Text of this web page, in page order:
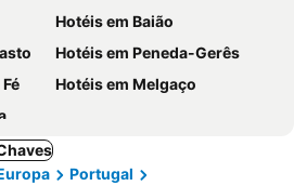
Hotéis em Baião
Hotéis em Peneda-Gerês
Hotéis em Melgaço
Portugal